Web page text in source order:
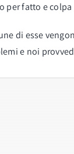
fatto e
di esse
e noi